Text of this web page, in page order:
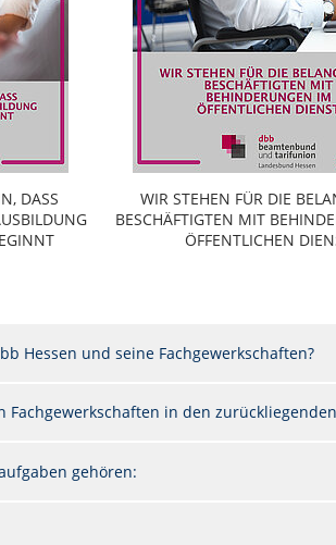
DASS
WIR STEHEN FÜR DIE
BESCHÄFTIGTEN MIT
ÖFFENTLICHEN
Hessen und seine Fachgewerkschaften?
Fachgewerkschaften in den
gehören: